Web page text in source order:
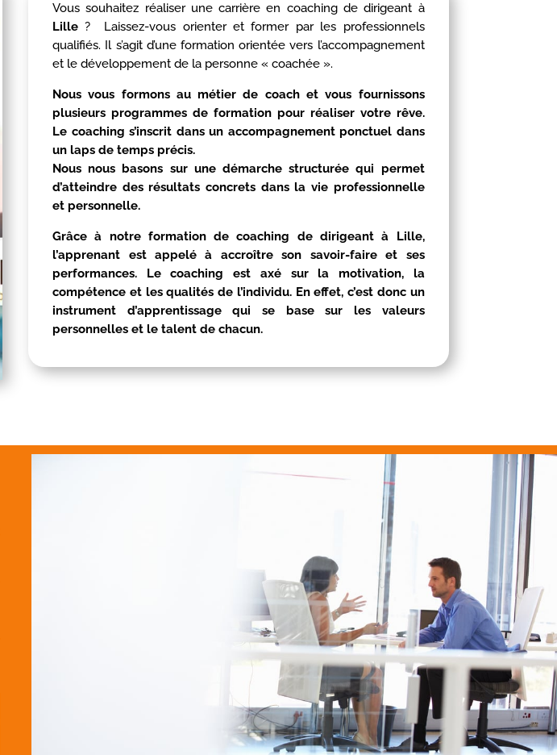
Vous souhaitez réaliser une carrière en coaching de dirigeant à
Lille ? Laissez-vous orienter et former par les professionnels
qualifiés. Il s’agit d’une formation orientée vers l’accompagnement
et le développement de la personne « coachée ».
Nous vous formons au métier de coach et vous fournissons
plusieurs programmes de formation pour réaliser votre rêve.
Le coaching s’inscrit dans un accompagnement ponctuel dans
un laps de temps précis.
Nous nous basons sur une démarche structurée qui permet
d’atteindre des résultats concrets dans la vie professionnelle
et personnelle.
Grâce à notre formation de coaching de dirigeant à Lille,
l’apprenant est appelé à accroître son savoir-faire et ses
performances. Le coaching est axé sur la motivation, la
compétence et les qualités de l’individu. En effet, c’est donc un
instrument d’apprentissage qui se base sur les valeurs
personnelles et le talent de chacun.